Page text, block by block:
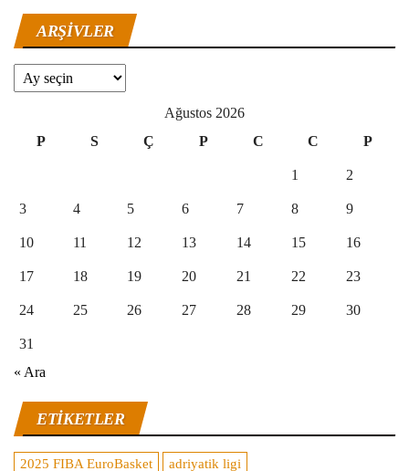
ARŞIVLER
Arşivler
Ağustos 2026
P
S Ç P C C P
1 2
3 4 5 6 7 8 9
10 11 12 13 14 15 16
17 18 19 20 21 22 23
24 25 26 27 28 29 30
31
« Ara
ETIKETLER
2025 FIBA EuroBasket
adriyatik ligi